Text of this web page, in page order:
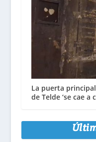
La puerta
de Telde ‘se cae a